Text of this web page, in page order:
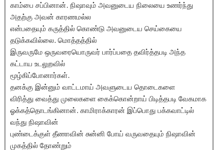
காம்பை சப்பினான். நிஷாவும் அவனுடைய நிலையை உணர்ந்து
அதற்கு அவன் காரணமல்ல
என்பதையும் கருத்தில் கொண்டு அவனுடைய செய்கையை
தடுக்கவில்லை. மொத்தத்தில்
இருவருமே ஒருவரையொருவர் பார்ப்பதை தவிர்த்தபடி அந்த
கட்டாய உடலுறவில்
மூழ்கிப்போனார்கள்.
தனக்கு இன்னும் வாட்டமாய் அவளுடைய தொடைகளை
விரித்து வைத்து முலைகளை கைக்கொன்றாய் பிடித்தபடி வேகமாக
ஓக்கத்தொடங்கினான். காமிராக்காரன் இப்பொது பக்கவாட்டில்
வந்து நிஷாவின்
புண்டைக்குள் தீணாவின் சுன்னி போய் வருவதையும் நிஷாவின்
முகத்தில் தோண்றும்